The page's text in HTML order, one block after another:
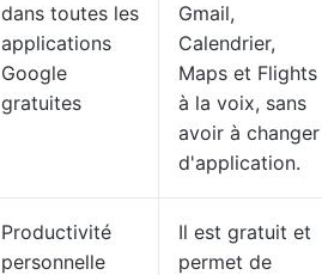
dans toutes les
applications
Google
gratuites
Gmail,
Calendrier,
Maps et Flights
à la voix, sans
avoir à changer
d'application.
Productivité
personnelle
Il est gratuit et
permet de